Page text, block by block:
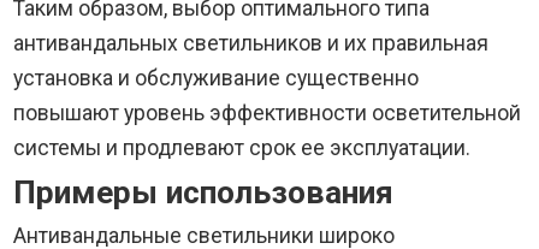
Таким образом, выбор оптимального типа
антивандальных светильников и их правильная
установка и обслуживание существенно
повышают уровень эффективности осветительной
системы и продлевают срок ее эксплуатации.
Примеры использования
Антивандальные светильники широко